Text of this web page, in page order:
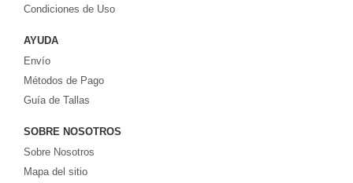
equipaciones, camisetas y un portero a partir de €17.6. Diseños de fútbol
Condiciones de Uso
AYUDA
Envío
Métodos de Pago
Guía de Tallas
SOBRE NOSOTROS
Sobre Nosotros
Mapa del sitio